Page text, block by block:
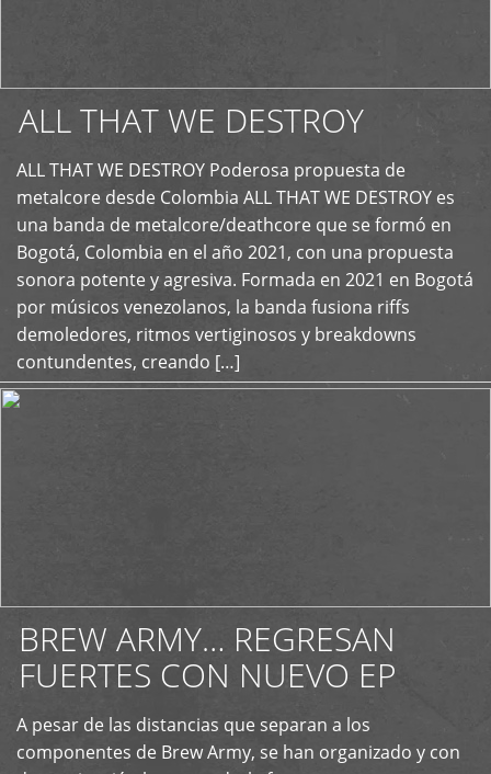
ALL THAT WE DESTROY
ALL THAT WE DESTROY Poderosa propuesta de
metalcore desde Colombia ALL THAT WE DESTROY es
una banda de metalcore/deathcore que se formó en
Bogotá, Colombia en el año 2021, con una propuesta
sonora potente y agresiva. Formada en 2021 en Bogotá
por músicos venezolanos, la banda fusiona riffs
demoledores, ritmos vertiginosos y breakdowns
contundentes, creando […]
+
BREW ARMY… REGRESAN
FUERTES CON NUEVO EP
A pesar de las distancias que separan a los
componentes de Brew Army, se han organizado y con